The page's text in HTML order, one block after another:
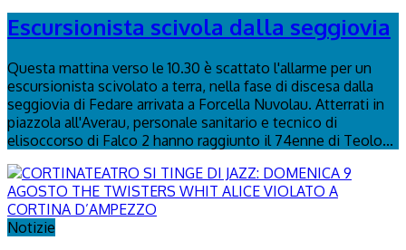
Escursionista scivola dalla seggiovia
Questa mattina verso le 10.30 è scattato l'allarme per un
escursionista scivolato a terra, nella fase di discesa dalla
seggiovia di Fedare arrivata a Forcella Nuvolau. Atterrati in
piazzola all'Averau, personale sanitario e tecnico di
elisoccorso di Falco 2 hanno raggiunto il 74enne di Teolo...
Notizie